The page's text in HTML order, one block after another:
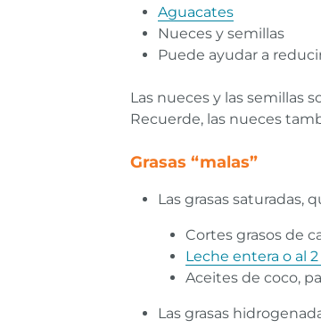
Aguacates
Nueces y semillas
Puede ayudar a
Las nueces y las semillas
Recuerde, las nueces
Grasas “malas”
Las grasas saturadas,
Cortes grasos de
Leche entera o al
Aceites de coco,
Las grasas